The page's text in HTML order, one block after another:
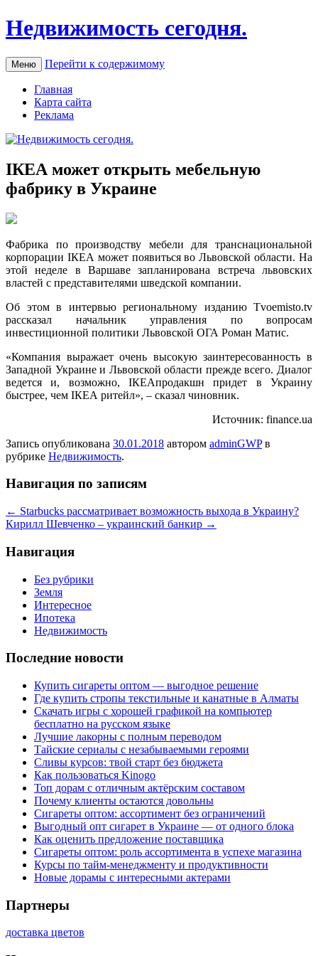
Недвижимость сегодня.
Меню Перейти к содержимому
Главная
Карта сайта
Реклама
ІКЕА может открыть мебельную
фабрику в Украине
Фaбрикa по производству мебели для транснациональной
корпорации ІКЕА может появиться во Львовской области. На
этой неделе в Варшаве запланирована встреча львовских
властей с представителями шведской компании.
Об этом в интервью региональному изданию Tvoemisto.tv
рассказал начальник управления по вопросам
инвестиционной политики Львовской ОГА Роман Матис.
«Компания выражает очень высокую заинтересованность в
Западной Украине и Львовской области прежде всего. Диалог
ведется и, возможно, ІКЕАпродакшн придет в Украину
быстрее, чем ІКЕА ритейл», – сказал чиновник.
Источник: finance.ua
Запись опубликована 30.01.2018 автором adminGWPв
рубрике Недвижимость.
Навигация по записям
← Starbucks рассматривает возможность выхода в Украину?
Кирилл Шевченко – украинский банкир →
Навигация
Без рубрики
Земля
Интересное
Ипотека
Недвижимость
Последние новости
Купить сигареты оптом — выгодное решение
Где купить стропы текстильные и канатные в Алматы
Скачать игры с хорошей графикой на компьютер
бесплатно на русском языке
Лучшие лакорны с полным переводом
Тайские сериалы с незабываемыми героями
Сливы курсов: твой старт без бюджета
Как пользоваться Kinogo
Топ дорам с отличным актёрским составом
Почему клиенты остаются довольны
Сигареты оптом: ассортимент без ограничений
Выгодный опт сигарет в Украине — от одного блока
Как оценить предложение поставщика
Сигареты оптом: роль ассортимента в успехе магазина
Курсы по тайм-менеджменту и продуктивности
Новые дорамы с интересными актерами
Партнеры
доставка цветов